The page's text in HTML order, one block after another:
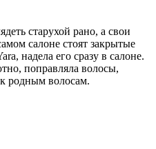
старухой рано, а свои
салоне стоят закрытые
надела его сразу в салоне.
поправляла волосы,
родным волосам.